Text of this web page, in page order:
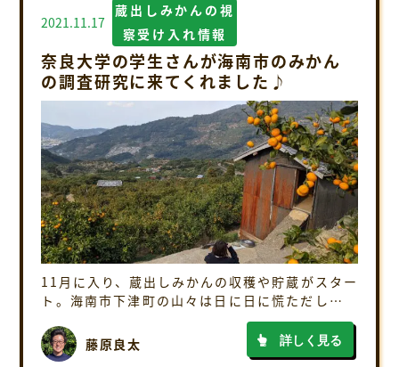
2021.11.17
蔵出しみかんの視
察受け入れ情報
奈良大学の学生さんが海南市のみかん
の調査研究に来てくれました♪
11月に入り、蔵出しみかんの収穫や貯蔵がスター
ト。海南市下津町の山々は日に日に慌ただしさを
増してきています。 そんな中で、HPに嬉しい連絡
が入りました♪ 「海南市におけるみかんの生産と
出荷・流通」というテーマで貴園を見学 […]
藤原良太 詳しく見る